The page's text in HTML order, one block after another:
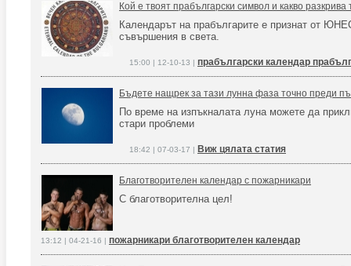
Кой е твоят прабългарски символ и какво разкрива
Календарът на прабългарите е признат от
съвършения в света.
15:00 | 12-10-13 | прабългарски календар
Бъдете нащрек за тази лунна фаза точно преди
По време на изпъкналата луна можете да
стари проблеми
18:42 | 07-03-17 | Виж цялата статия
Благотворителен календар с пожарникари
С благотворителна цел!
13:12 | 04-21-16 | пожарникари благотворителен календар